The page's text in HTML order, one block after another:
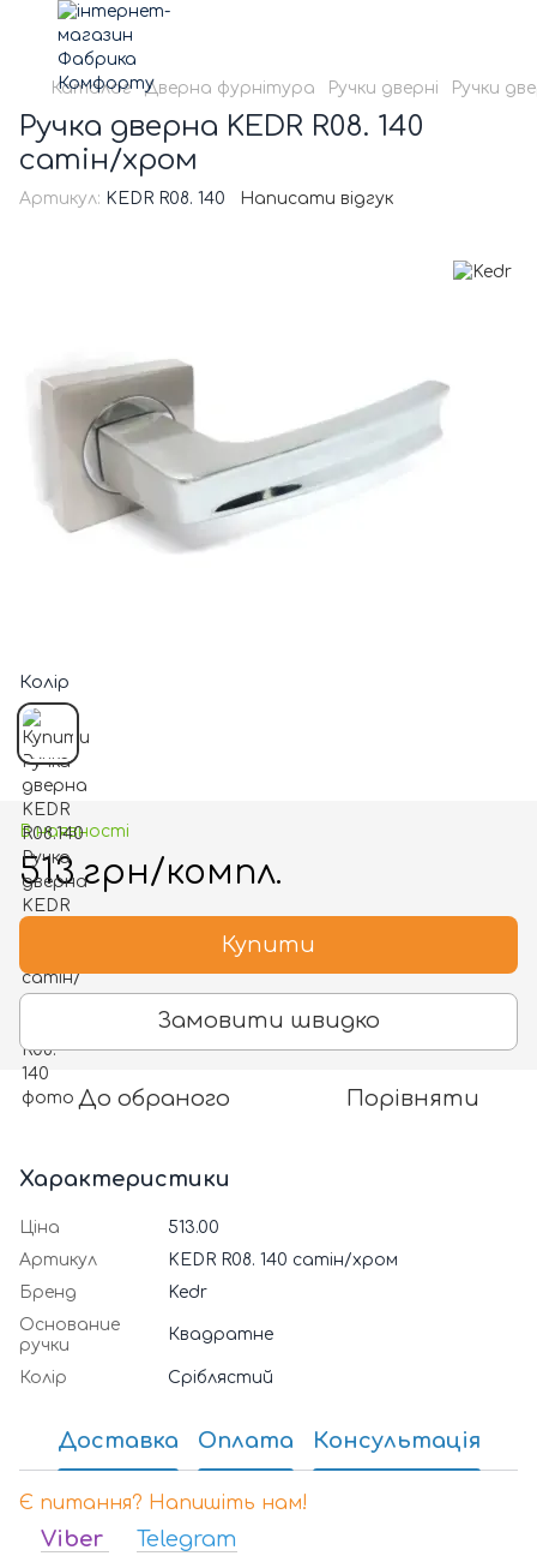
Каталог Дверна фурнітура Ручки дверні Ручки
Ручка дверна KEDR R08. 140
сатін/хром
Артикул: KEDR R08. 140 Написати відгук
Колір
В наявності
513 грн/компл.
Купити
Замовити швидко
До обраного Порівняти
Характеристики
Ціна
513.00
Артикул
KEDR R08. 140 сатін/хром
Бренд
Kedr
Основание
ручки
Квадратне
Колір Сріблястий
Доставка Оплата Консультація
Є питання? Напишіть нам!
Viber Telegram